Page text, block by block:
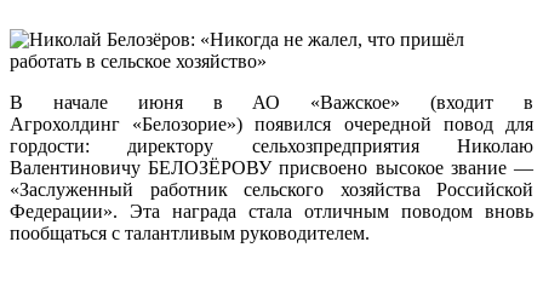
В начале июня в АО «Важское» (входит в
Агрохолдинг «Белозорие») появился очередной повод для
гордости: директору сельхозпредприятия Николаю
Валентиновичу БЕЛОЗЁРОВУ присвоено высокое звание —
«Заслуженный работник сельского хозяйства Российской
Федерации». Эта награда стала отличным поводом вновь
пообщаться с талантливым руководителем.